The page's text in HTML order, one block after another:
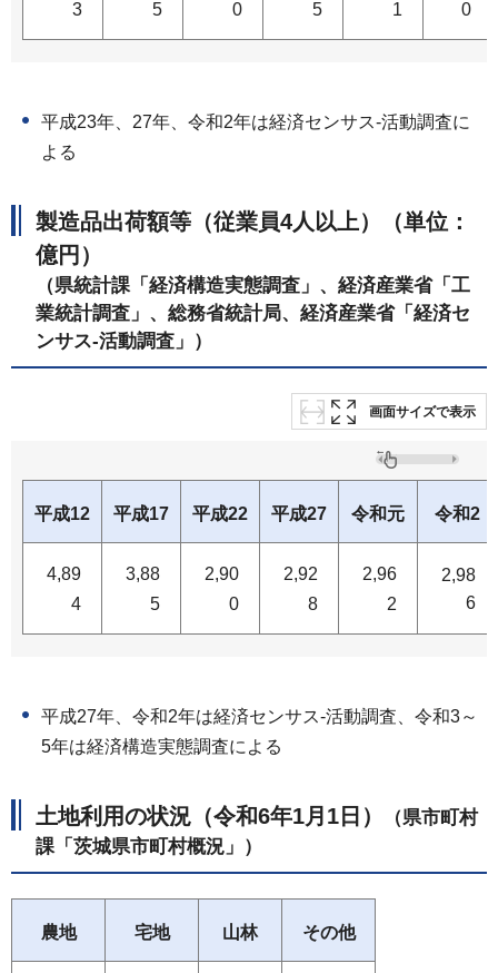
3 5 0 5 1 0
平成23年、27年、令和2年は経済センサス-活動調査に
よる
製造品出荷額等（従業員4人以上）（単位：
億円）
（県統計課「経済構造実態調査」、経済産業省「工
業統計調査」、総務省統計局、経済産業省「経済セ
ンサス-活動調査」）
画面サイズで表示
平成12 平成17 平成22 平成27 令和元 令和2
4,89
4
3,88
5
2,90
0
2,92
8
2,96
2
2,98
6
平成27年、令和2年は経済センサス-活動調査、令和3～
5年は経済構造実態調査による
土地利用の状況（令和6年1月1日）
（県市町村
課「茨城県市町村概況」）
農地 宅地 山林 その他